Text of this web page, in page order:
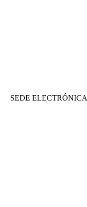
SEDE ELECTRÓNICA